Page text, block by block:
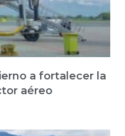
a fortalecer la
aéreo